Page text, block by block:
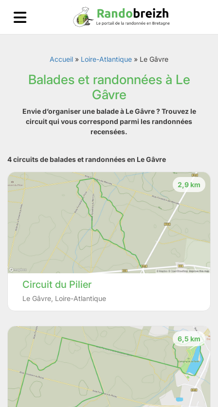
Accueil » Loire-Atlantique » Le Gâvre
Balades et randonnées à Le
Gâvre
Envie d’organiser une balade à Le Gâvre ? Trouvez le
circuit qui vous correspond parmi les randonnées
recensées.
4 circuits de balades et randonnées en Le Gâvre
2,9 km
Circuit du Pilier
Le Gâvre Loire-Atlantique
6,5 km